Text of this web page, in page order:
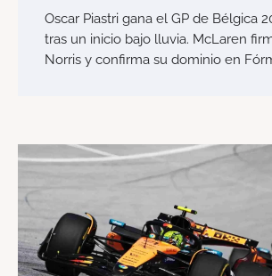
Oscar Piastri gana el GP de Bélgica
tras un inicio bajo lluvia. McLaren
Norris y confirma su dominio en